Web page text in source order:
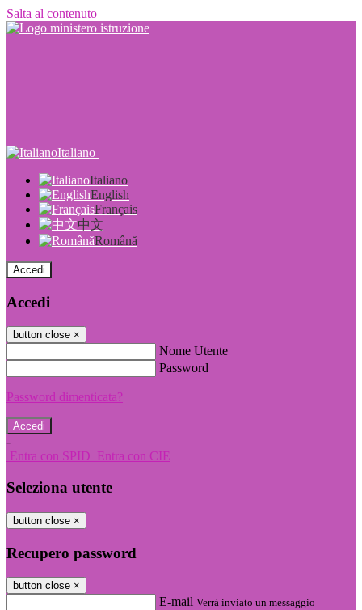
Salta al contenuto
Italiano
Italiano
English
Français
中文
Română
Accedi
Accedi
button close ×
Nome Utente
Password
Password dimenticata?
-
Entra con SPID Entra con CIE
Seleziona utente
button close ×
Recupero password
button close ×
E-mail Verrà inviato un messaggio